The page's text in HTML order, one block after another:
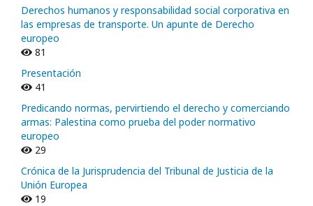
Derechos humanos y responsabilidad social corporativa en
las empresas de transporte. Un apunte de Derecho
europeo
81
Presentación
41
Predicando normas, pervirtiendo el derecho y comerciando
armas: Palestina como prueba del poder normativo
europeo
29
Crónica de la Jurisprudencia del Tribunal de Justicia de la
Unión Europea
19